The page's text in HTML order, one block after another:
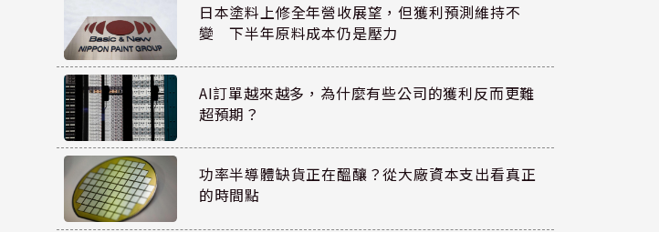
日本塗料上修全年營收展望，但獲利預測維持不
變 下半年原料成本仍是壓力
AI訂單越來越多，為什麼有些公司的獲利反而更難
超預期？
功率半導體缺貨正在醞釀？從大廠資本支出看真正
的時間點